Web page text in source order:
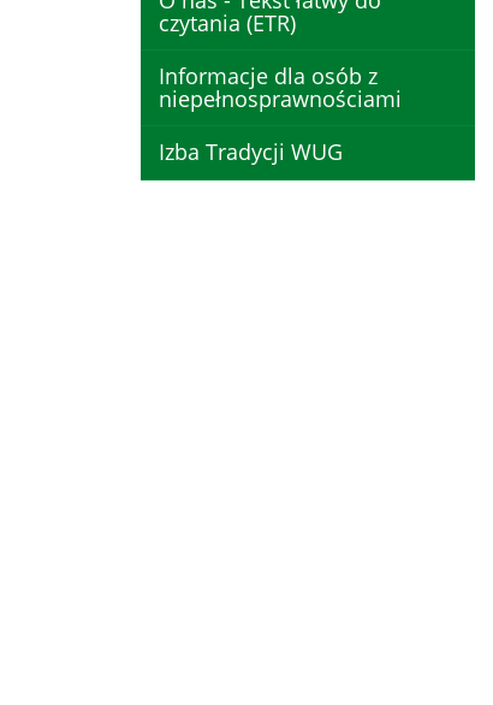
czytania (ETR)
Informacje dla osób z
niepełnosprawnościami
Izba Tradycji WUG